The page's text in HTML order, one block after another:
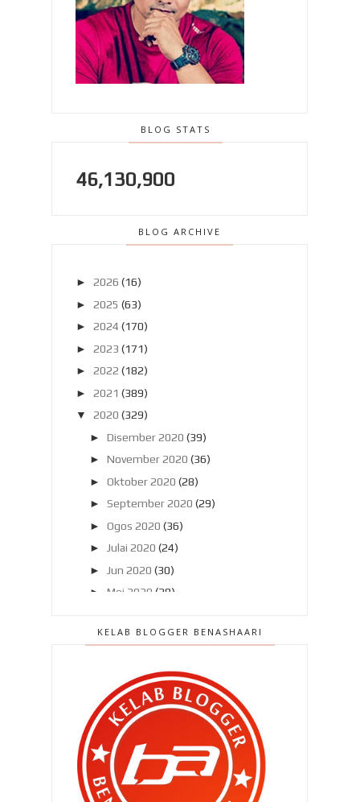
BLOG STATS
46,130,900
BLOG ARCHIVE
► 2026 (16)
► 2025 (63)
► 2024 (170)
► 2023 (171)
► 2022 (182)
► 2021 (389)
▼
2020 (329)
► Disember 2020 (39)
► November 2020 (36)
► Oktober 2020 (28)
► September 2020 (29)
► Ogos 2020 (36)
► Julai 2020 (24)
►
Jun 2020 (30)
► Mei 2020 (28)
▼ Mac 2020 (23)
hentam dek netizen...
Hari 10 & 11 : Pakej Rangsangan dan
Roti Gardenia
Hari 8 & 9 : Mulai terasa kesan
buruk..
KELAB BLOGGER BENASHAARI